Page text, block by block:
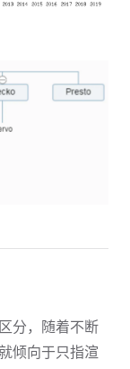
分，随着不断
倾向于只指渲